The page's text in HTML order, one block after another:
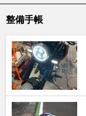
整備手帳